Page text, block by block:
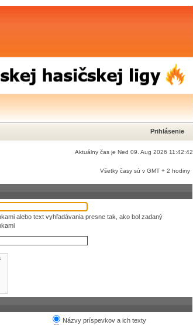
Prihlásenie
Aktuálny čas je Ned 09. Aug 2026 11:42:42
Všetky časy sú v GMT + 2 hodiny
alebo text vyhľadávania presne tak, ako bol zadaný
Názvy príspevkov a ich texty